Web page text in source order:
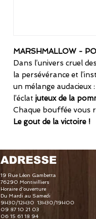
MARSHMALLOW -
Dans l’univers cruel
la persévérance et
un mélange
l’éclat juteux de la
Chaque bouffée vous
Le gout de la victoire !
ADRESSE
19 Rue Léon Gambetta
76290 Montivilliers
Horaire d'ouverture
Du Mardi au Samedi
9H30/12H30 13H30/19H00
09 87 10 21 03
06 15 61 18 94